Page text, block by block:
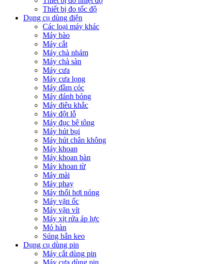
Thiết bị đo tốc độ
Dụng cụ dùng điện
Các loại máy khác
Máy bào
Máy cắt
Máy chà nhám
Máy chà sàn
Máy cưa
Máy cưa lọng
Máy đầm cóc
Máy đánh bóng
Máy điêu khắc
Máy đột lỗ
Máy đục bê tông
Máy hút bụi
Máy hút chân không
Máy khoan
Máy khoan bàn
Máy khoan từ
Máy mài
Máy phay
Máy thổi hơi nóng
Máy vặn ốc
Máy vặn vít
Máy xịt rửa áp lực
Mỏ hàn
Súng bắn keo
Dụng cụ dùng pin
Máy cắt dùng pin
Máy cưa dùng pin